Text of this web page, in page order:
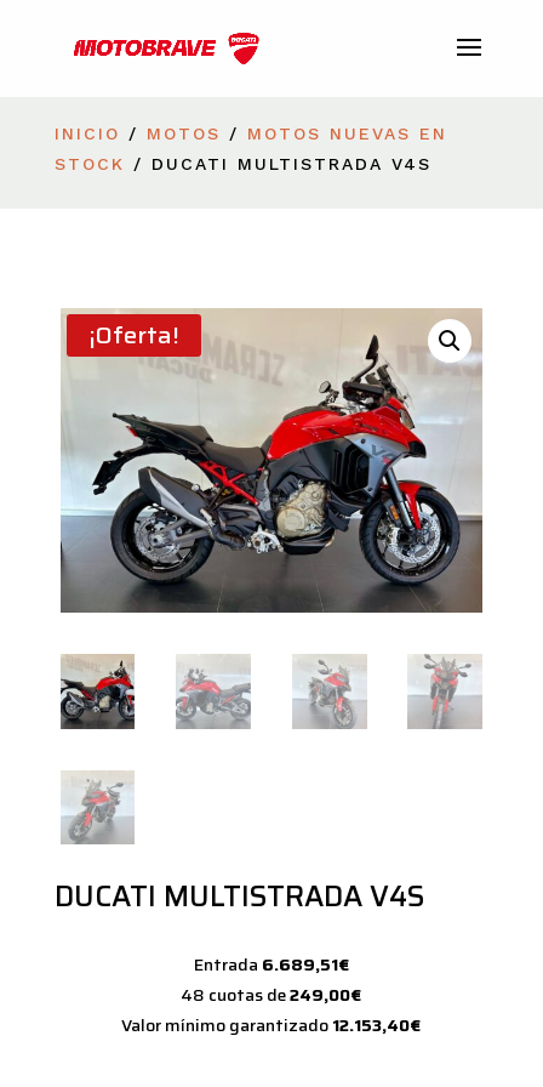
INICIO / MOTOS / MOTOS NUEVAS EN
STOCK
/ DUCATI MULTISTRADA V4S
DUCATI MULTISTRADA V4S
Entrada 6.689,51€
48 cuotas de249,00€
Valor mínimo garantizado12.153,40€
¡Oferta!